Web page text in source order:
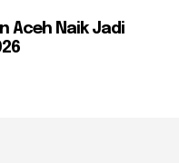
Aceh Naik Jadi